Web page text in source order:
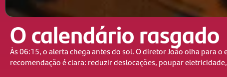
O calendário rasgado
Às 06:15, o alerta chega antes do sol. O diretor João olha para
recomendação é clara: reduzir deslocações, poupar